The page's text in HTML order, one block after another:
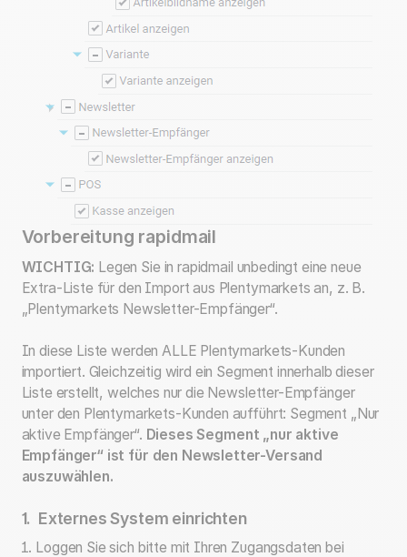
Vorbereitung rapidmail
WICHTIG: Legen Sie in rapidmail unbedingt eine neue
Extra-Liste für den Import aus Plentymarkets an, z. B.
„Plentymarkets Newsletter-Empfänger“.
In diese Liste werden ALLE Plentymarkets-Kunden
importiert. Gleichzeitig wird ein Segment innerhalb dieser
Liste erstellt, welches nur die Newsletter-Empfänger
unter den Plentymarkets-Kunden aufführt: Segment „Nur
aktive Empfänger“. Dieses Segment „nur aktive
Empfänger“ ist für den Newsletter-Versand
auszuwählen.
1. Externes System einrichten
Loggen Sie sich bitte mit Ihren Zugangsdaten bei